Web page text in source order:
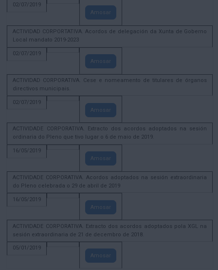
02/07/2019
Amosar
ACTIVIDAD CORPORTATIVA. Acordos de delegación da Xunta de Goberno
Local mandato 2019-2023
02/07/2019
Amosar
ACTIVIDAD CORPORATIVA. Cese e nomeamento de titulares de órganos
directivos municipais.
02/07/2019
Amosar
ACTIVIDADE CORPORATIVA. Extracto dos acordos adoptados na sesión
ordinaria do Pleno que tivo lugar o 6 de maio de 2019.
16/05/2019
Amosar
ACTIVIDADE CORPORATIVA. Acordos adoptados na sesión extraordinaria
do Pleno celebrada o 29 de abril de 2019
16/05/2019
Amosar
ACTIVIDADE CORPORATIVA. Extracto dos acordos adoptados pola XGL na
sesión extraordinaria de 21 de decembro de 2018.
05/01/2019
Amosar